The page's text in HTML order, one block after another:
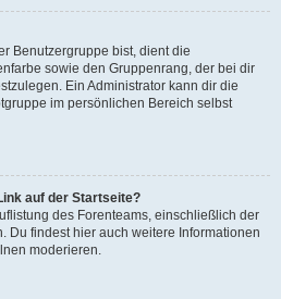
Benutzergruppe bist, dient die
sowie den Gruppenrang, der bei dir
Ein Administrator kann dir die
im persönlichen Bereich selbst
auf der Startseite?
des Forenteams, einschließlich der
Du findest hier auch weitere Informationen
moderieren.